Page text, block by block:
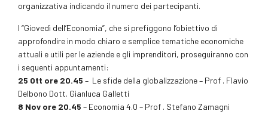
organizzativa indicando il numero dei partecipanti.
I “Giovedì dell’Economia”, che si prefiggono l’obiettivo di
approfondire in modo chiaro e semplice tematiche economiche
attuali e utili per le aziende e gli imprenditori, proseguiranno con
i seguenti appuntamenti:
25 Ott ore 20.45 – Le sfide della globalizzazione – Prof . Flavio
Delbono Dott. Gianluca Galletti
8 Nov ore 20.45 – Economia 4.0 – Prof . Stefano Zamagni